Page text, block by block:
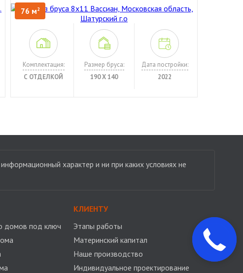
76 м2
Комплектация:
С ОТДЕЛКОЙ
Размер бруса:
190 Х 140
Дата постройки:
2022
характер и ни при каких условиях не
домов под ключ
КЛИЕНТУ
Этапы работы
Материнский капитал
Наше производство
Индивидуальное проектирование